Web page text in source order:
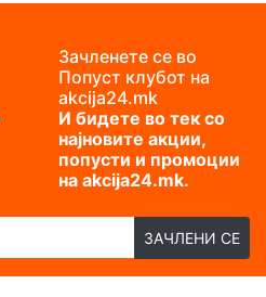
Зачленете се во
Попуст клубот на
akcija24.mk
И бидете во тек со
најновите акции,
попусти и промоции
на akcija24.mk.
ЗАЧЛЕНИ СЕ